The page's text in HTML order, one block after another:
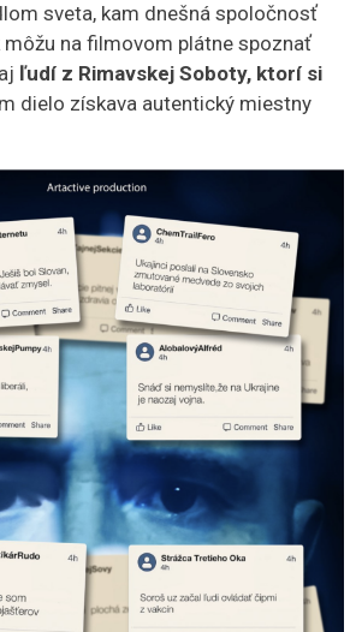
sveta, kam dnešná spoločnosť
na filmovom plátne spoznať
ľudí z Rimavskej Soboty, ktorí si
dielo získava autentický miestny